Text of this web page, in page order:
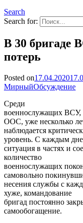
Search
Search for:
В 30 бригаде
потерь
Posted on17.04.2020
МирныйОбсуждение
Среди
военнослужащих ВСУ,
ООС, уже несколько
наблюдается
уровень. С каждым
ситуация в частях и
количество
военнослужащих
самовольно
несения службы с
хуже, командование
бригад постоянно
самообогащение.